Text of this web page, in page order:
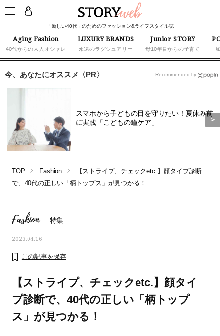
「新しい40代」のためのファッション&ライフスタイル誌
Aging Fashion
40代からの大人オシャレ
LUXURY BRANDS
永遠のラグジュアリー
Junior STORY
母10年目からの子育て
今、あなたにオススメ〈PR〉
スマホから子どもの目を守りたい！夏休み前
に実践「こどもの瞳ケア」
Recommended by
TOP Fashion
【ストライプ、チェックetc.】顔タイプ診断
で、40代の正しい「柄トップス」が見つかる！
Fashion 特集
2023.04.16
この記事を保存
【ストライプ、チェックetc.】顔タイ
プ診断で、40代の正しい「柄トップ
ス」が見つかる！